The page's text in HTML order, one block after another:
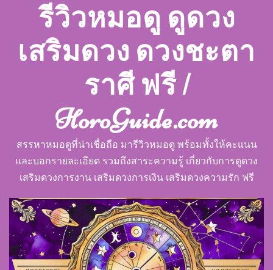
รีวิวหมอดู ดูดวง
เสริมดวง ดวงชะตา
ราศี ฟรี |
HoroGuide.com
สรรหาหมอดูที่น่าเชื่อถือ มารีวิวหมอดู พร้อมทั้งให้คะแนน
และบอกรายละเอียด รวมถึงสาระความรู้ เกี่ยวกับการดูดวง
เสริมดวงการงาน เสริมดวงการเงิน เสริมดวงความรัก ฟรี